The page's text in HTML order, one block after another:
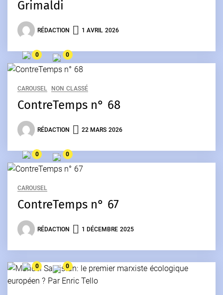
Grimaldi
RÉDACTION 1 AVRIL 2026
0 0
CAROUSEL NON CLASSÉ
ContreTemps n° 68
RÉDACTION 22 MARS 2026
0 0
CAROUSEL
ContreTemps n° 67
RÉDACTION 1 DÉCEMBRE 2025
0 0